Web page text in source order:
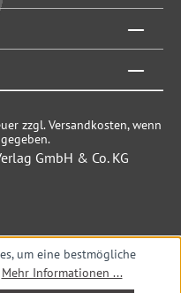
zzgl. Versandkosten, wenn
GmbH & Co. KG
um eine bestmögliche
Mehr Informationen ...